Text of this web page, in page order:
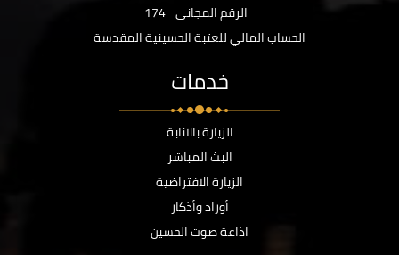
الرقم المجاني 174
الحساب المالي للعتبة الحسينية المقدسة
خدمات
الزيارة بالانابة
البث المباشر
الزيارة الافتراضية
أوراد وأذكار
اذاعة صوت الحسين